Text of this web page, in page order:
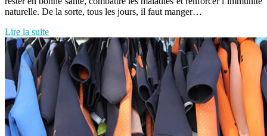
naturelle. De la sorte, tous les jours, il faut manger…
Lire la suite